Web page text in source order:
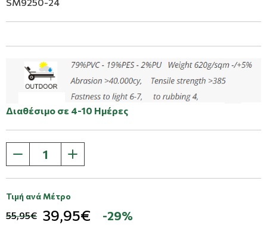
Διαθέσιμο σε 4-10 Ημέρες
Τιμή ανά Μέτρο
55,95€ 39,95€ -29%